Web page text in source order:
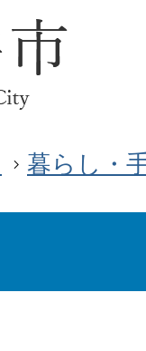
暮らし・